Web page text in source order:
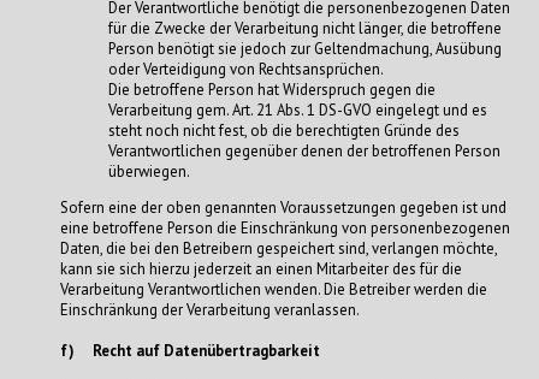
Der Verantwortliche benötigt die personenbezogenen Daten
für die Zwecke der Verarbeitung nicht länger, die betroffene
Person benötigt sie jedoch zur Geltendmachung, Ausübung
oder Verteidigung von Rechtsansprüchen.
Die betroffene Person hat Widerspruch gegen die
Verarbeitung gem. Art. 21 Abs. 1 DS-GVO eingelegt und es
steht noch nicht fest, ob die berechtigten Gründe des
Verantwortlichen gegenüber denen der betroffenen Person
überwiegen.
Sofern eine der oben genannten Voraussetzungen gegeben ist und
eine betroffene Person die Einschränkung von personenbezogenen
Daten, die bei den Betreibern gespeichert sind, verlangen möchte,
kann sie sich hierzu jederzeit an einen Mitarbeiter des für die
Verarbeitung Verantwortlichen wenden. Die Betreiber werden die
Einschränkung der Verarbeitung veranlassen.
f) Recht auf Datenübertragbarkeit